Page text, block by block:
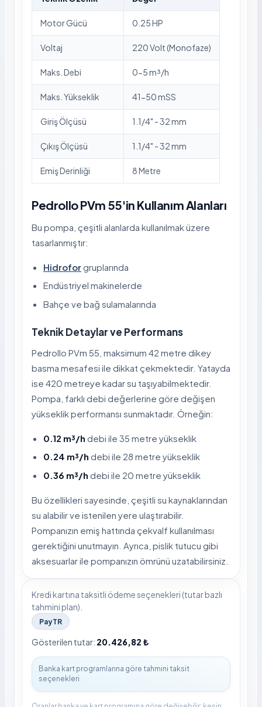
Motor Gücü 0.25 HP
Voltaj 220 Volt (Monofaze)
Maks. Debi 0-5 m³/h
Maks. Yükseklik 41-50 mSS
Giriş Ölçüsü 1.1/4" - 32 mm
Çıkış Ölçüsü 1.1/4" - 32 mm
Emiş Derinliği 8 Metre
Pedrollo PVm 55'in Kullanım Alanları
Bu pompa, çeşitli alanlarda kullanılmak üzere
tasarlanmıştır:
Hidrofor gruplarında
Endüstriyel makinelerde
Bahçe ve bağ sulamalarında
Teknik Detaylar ve Performans
Pedrollo PVm 55, maksimum 42 metre dikey
basma mesafesi ile dikkat çekmektedir. Yatayda
ise 420 metreye kadar su taşıyabilmektedir.
Pompa, farklı debi değerlerine göre değişen
yükseklik performansı sunmaktadır. Örneğin:
0.12 m³/h debi ile 35 metre yükseklik
0.24 m³/h debi ile 28 metre yükseklik
0.36 m³/h debi ile 20 metre yükseklik
Bu özellikleri sayesinde, çeşitli su kaynaklarından
su alabilir ve istenilen yere ulaştırabilir.
Pompanızın emiş hattında çekvalf kullanılması
gerektiğini unutmayın. Ayrıca, pislik tutucu gibi
aksesuarlar ile pompanızın ömrünü uzatabilirsiniz.
Kredi kartına taksitli ödeme seçenekleri (tutar bazlı
tahmini plan).
PayTR
Gösterilen tutar: 20.426,82 ₺